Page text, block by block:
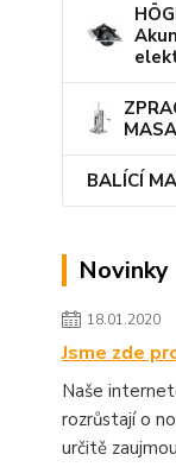
MASA
BALÍCÍ
Novinky
18.01.2020
Jsme zde
Naše
rozrůstají o
určitě